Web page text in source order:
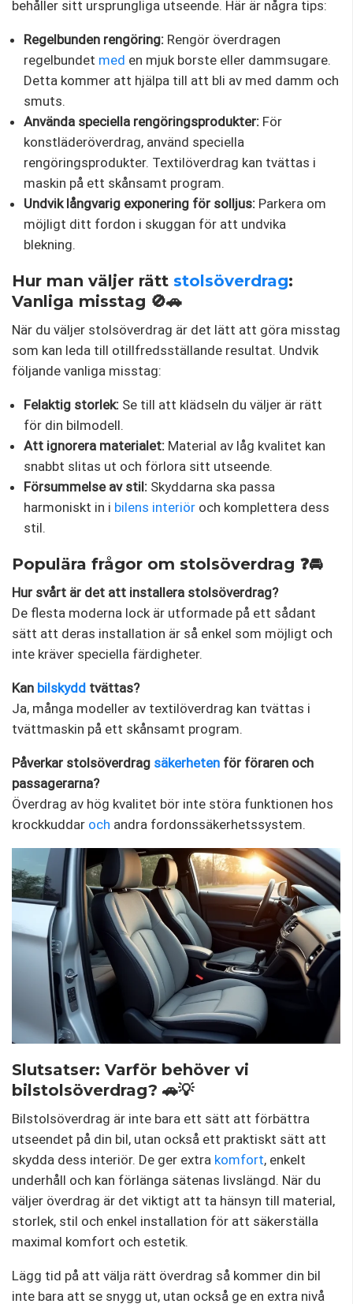
behåller sitt ursprungliga utseende. Här är några tips:
Regelbunden rengöring: Rengör överdragen
regelbundet med en mjuk borste eller dammsugare.
Detta kommer att hjälpa till att bli av med damm och
smuts.
Använda speciella rengöringsprodukter: För
konstläderöverdrag, använd speciella
rengöringsprodukter. Textilöverdrag kan tvättas i
maskin på ett skånsamt program.
Undvik långvarig exponering för solljus: Parkera om
möjligt ditt fordon i skuggan för att undvika
blekning.
Hur man väljer rätt stolsöverdrag:
Vanliga misstag 🚫🚗
När du väljer stolsöverdrag är det lätt att göra misstag
som kan leda till otillfredsställande resultat. Undvik
följande vanliga misstag:
Felaktig storlek: Se till att klädseln du väljer är rätt
för din bilmodell.
Att ignorera materialet: Material av låg kvalitet kan
snabbt slitas ut och förlora sitt utseende.
Försummelse av stil: Skyddarna ska passa
harmoniskt in i bilens interiör och komplettera dess
stil.
Populära frågor om stolsöverdrag ❓🚘
Hur svårt är det att installera stolsöverdrag?
De flesta moderna lock är utformade på ett sådant
sätt att deras installation är så enkel som möjligt och
inte kräver speciella färdigheter.
Kan bilskydd tvättas?
Ja, många modeller av textilöverdrag kan tvättas i
tvättmaskin på ett skånsamt program.
Påverkar stolsöverdrag säkerheten för föraren och
passagerarna?
Överdrag av hög kvalitet bör inte störa funktionen hos
krockkuddar och andra fordonssäkerhetssystem.
Slutsatser: Varför behöver vi
bilstolsöverdrag? 🚗💡
Bilstolsöverdrag är inte bara ett sätt att förbättra
utseendet på din bil, utan också ett praktiskt sätt att
skydda dess interiör. De ger extra komfort, enkelt
underhåll och kan förlänga sätenas livslängd. När du
väljer överdrag är det viktigt att ta hänsyn till material,
storlek, stil och enkel installation för att säkerställa
maximal komfort och estetik.
Lägg tid på att välja rätt överdrag så kommer din bil
inte bara att se snygg ut, utan också ge en extra nivå